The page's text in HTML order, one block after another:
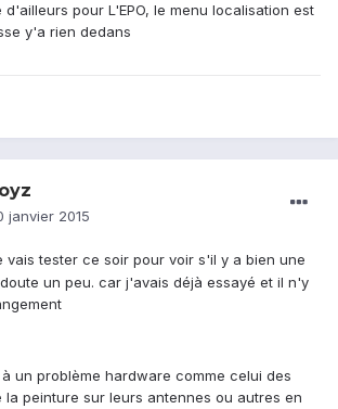
pour L'EPO, le menu localisation est
y'a rien dedans
janvier 2015
vais tester ce soir pour voir s'il y a bien une
un peu. car j'avais déjà essayé et il n'y
un problème hardware comme celui des
la peinture sur leurs antennes ou autres en